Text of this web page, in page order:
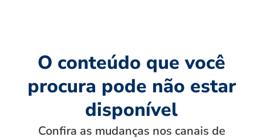
O conteúdo que você
procura pode não estar
disponível
Confira as mudanças nos canais de